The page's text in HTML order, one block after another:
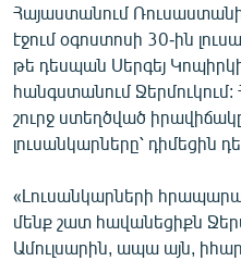
Հայաստանում
էջում օգոստոսի 30-ին
թե դեսպան Սերգեյ
հանգստանում Ջերմուկում:
շուրջ ստեղծված
լուսանկարները՝ դիմեցին
«Լուսանկարների
մենք շատ հավանեցիքն
Ամուլսարին, ապա այն,